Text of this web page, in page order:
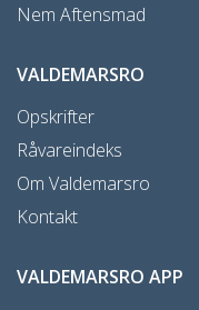
Nem Aftensmad
VALDEMARSRO
Opskrifter
Råvareindeks
Om Valdemarsro
Kontakt
VALDEMARSRO APP